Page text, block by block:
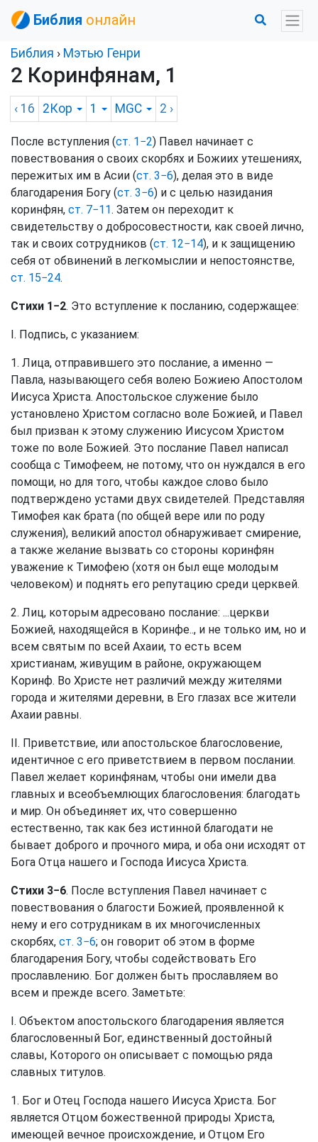
Библия онлайн
Библия › Мэтью Генри
2 Коринфянам, 1
‹ 16 2Кор 1 MGC 2 ›
После вступления (ст. 1−2) Павел начинает с
повествования о своих скорбях и Божиих утешениях,
пережитых им в Асии (ст. 3−6), делая это в виде
благодарения Богу (ст. 3−6) и с целью назидания
коринфян, ст. 7−11. Затем он переходит к
свидетельству о добросовестности, как своей лично,
так и своих сотрудников (ст. 12−14), и к защищению
себя от обвинений в легкомыслии и непостоянстве,
ст. 15−24.
Стихи 1−2. Это вступление к посланию, содержащее:
I. Подпись, с указанием:
1. Лица, отправившего это послание, а именно —
Павла, называющего себя волею Божиею Апостолом
Иисуса Христа. Апостольское служение было
установлено Христом согласно воле Божией, и Павел
был призван к этому служению Иисусом Христом
тоже по воле Божией. Это послание Павел написал
сообща с Тимофеем, не потому, что он нуждался в его
помощи, но для того, чтобы каждое слово было
подтверждено устами двух свидетелей. Представляя
Тимофея как брата (по общей вере или по роду
служения), великий апостол обнаруживает смирение,
а также желание вызвать со стороны коринфян
уважение к Тимофею (хотя он был еще молодым
человеком) и поднять его репутацию среди церквей.
2. Лиц, которым адресовано послание: ...церкви
Божией, находящейся в Коринфе.., и не только им, но и
всем святым по всей Ахаии, то есть всем
христианам, живущим в районе, окружающем
Коринф. Во Христе нет различий между жителями
города и жителями деревни, в Его глазах все жители
Ахаии равны.
II. Приветствие, или апостольское благословение,
идентичное с его приветствием в первом послании.
Павел желает коринфянам, чтобы они имели два
главных и всеобъемлющих благословения: благодать
и мир. Он объединяет их, что совершенно
естественно, так как без истинной благодати не
бывает доброго и прочного мира, и оба они исходят от
Бога Отца нашего и Господа Иисуса Христа.
Стихи 3−6. После вступления Павел начинает с
повествования о благости Божией, проявленной к
нему и его сотрудникам в их многочисленных
скорбях, ст. 3−6; он говорит об этом в форме
благодарения Богу, чтобы содействовать Его
прославлению. Бог должен быть прославляем во
всем и прежде всего. Заметьте:
I. Объектом апостольского благодарения является
благословенный Бог, единственный достойный
славы, Которого он описывает с помощью ряда
славных титулов.
1. Бог и Отец Господа нашего Иисуса Христа. Бог
является Отцом божественной природы Христа,
имеющей вечное происхождение, и Отцом Его